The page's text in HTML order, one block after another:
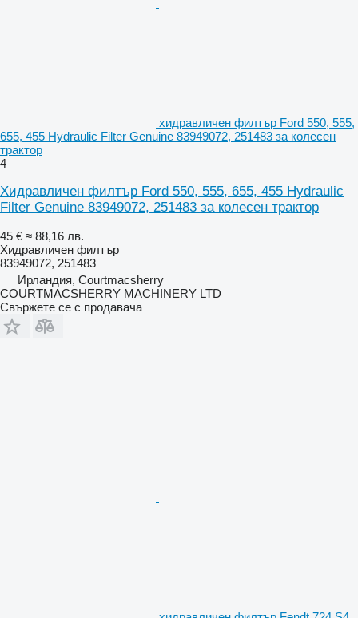
хидравличен филтър Ford 550, 555,
655, 455 Hydraulic Filter Genuine 83949072, 251483 за колесен
трактор
4
Хидравличен филтър Ford 550, 555, 655, 455 Hydraulic
Filter Genuine 83949072, 251483 за колесен трактор
45 € ≈ 88,16 лв.
Хидравличен филтър
83949072, 251483
Ирландия, Courtmacsherry
COURTMACSHERRY MACHINERY LTD
Свържете се с продавача